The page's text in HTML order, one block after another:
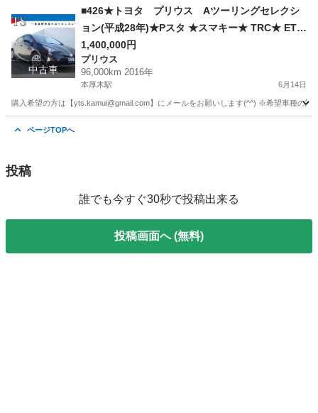
本厚木駅 ハイエース ドラレコ
中古車
■426★トヨタ プリウス Aツーリングセレクシ
ョン(平成28年)★Pスタ ★スマキー★ TRC★ ETC
★ クルコン ★Bカメ ★ドラレコ ★純正AW★自社
ローン★金利無し★通過率９０％★車体だけ販売
できる★来店不要で買える★リモート商談できる
1,400,000円
プリウス
96,000km 2016年
本厚木駅 6月14日
購入希望の方は【yts.kamui@gmail.com】にメールをお願いします(^^) ※希望車種
ページTOPへ
投稿
誰でも今すぐ30秒で投稿出来る
投稿画面へ (無料)